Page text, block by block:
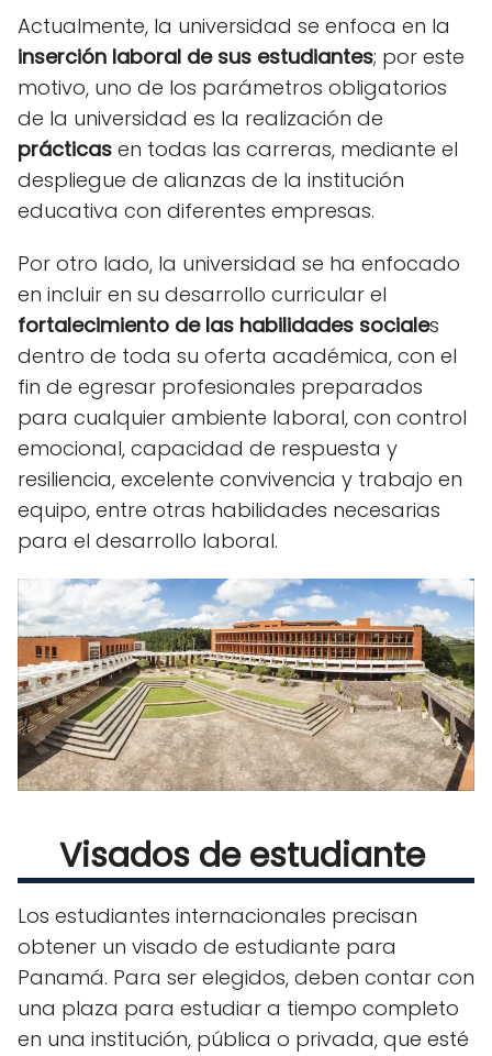
Actualmente, la universidad se enfoca en la
inserción laboral de sus estudiantes; por este
motivo, uno de los parámetros obligatorios
de la universidad es la realización de
prácticas en todas las carreras, mediante el
despliegue de alianzas de la institución
educativa con diferentes empresas.
Por otro lado, la universidad se ha enfocado
en incluir en su desarrollo curricular el
fortalecimiento de las habilidades sociales
dentro de toda su oferta académica, con el
fin de egresar profesionales preparados
para cualquier ambiente laboral, con control
emocional, capacidad de respuesta y
resiliencia, excelente convivencia y trabajo en
equipo, entre otras habilidades necesarias
para el desarrollo laboral.
Visados de estudiante
Los estudiantes internacionales precisan
obtener un visado de estudiante para
Panamá. Para ser elegidos, deben contar con
una plaza para estudiar a tiempo completo
en una institución, pública o privada, que esté